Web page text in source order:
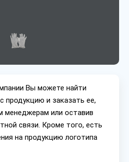
Вы можете найти
продукцию и заказать ее,
менеджерам или оставив
связи. Кроме того, есть
на продукцию логотипа